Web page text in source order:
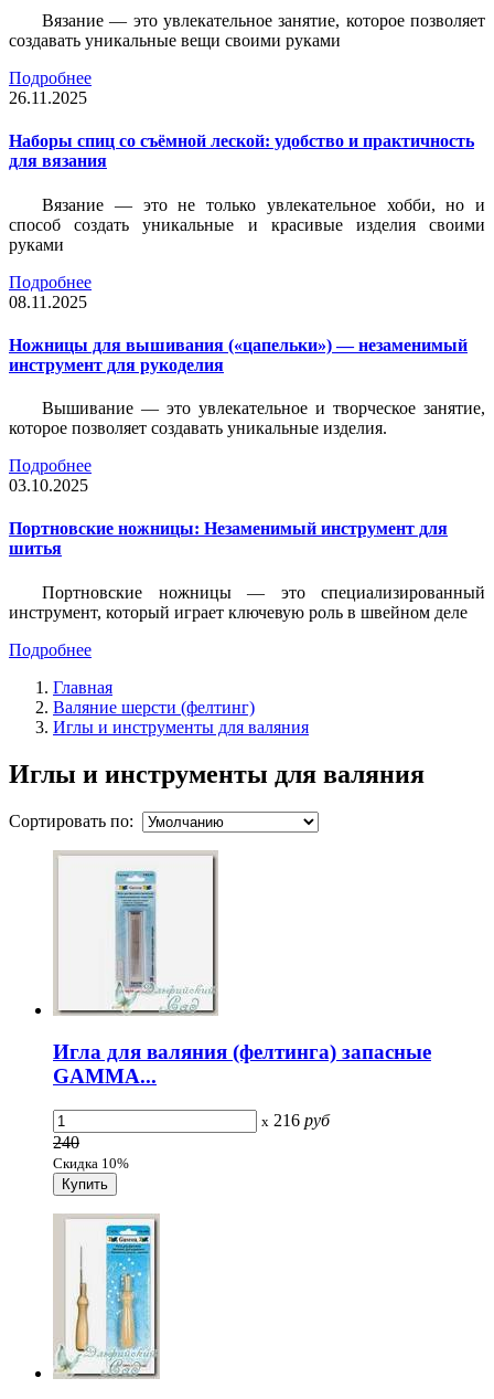
Вязание — это увлекательное занятие, которое позволяет
создавать уникальные вещи своими руками
Подробнее
26.11.2025
Наборы спиц со съёмной леской: удобство и практичность
для вязания
Вязание — это не только увлекательное хобби, но и
способ создать уникальные и красивые изделия своими
руками
Подробнее
08.11.2025
Ножницы для вышивания («цапельки») — незаменимый
инструмент для рукоделия
Вышивание — это увлекательное и творческое занятие,
которое позволяет создавать уникальные изделия.
Подробнее
03.10.2025
Портновские ножницы: Незаменимый инструмент для
шитья
Портновские ножницы — это специализированный
инструмент, который играет ключевую роль в швейном деле
Подробнее
Главная
Валяние шерсти (фелтинг)
Иглы и инструменты для валяния
Иглы и инструменты для валяния
Сортировать по:
Игла для валяния (фелтинга) запасные
GAMMA...
x 216 руб
240
Скидка 10%